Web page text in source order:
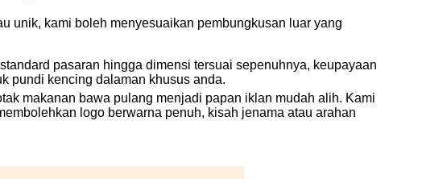
unik, kami boleh menyesuaikan pembungkusan luar yang
pasaran hingga dimensi tersuai sepenuhnya, keupayaan
pundi kencing dalaman khusus anda.
makanan bawa pulang menjadi papan iklan mudah alih. Kami
logo berwarna penuh, kisah jenama atau arahan